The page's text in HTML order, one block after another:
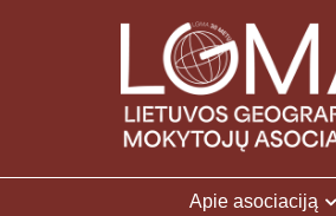
Apie asociaciją